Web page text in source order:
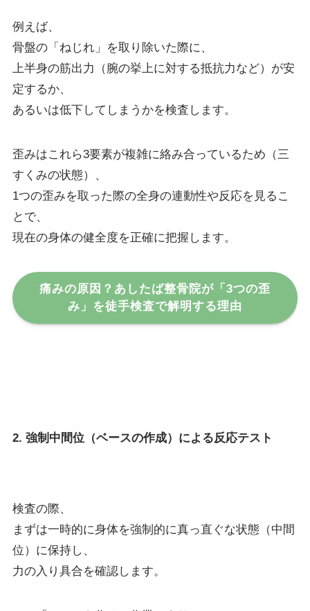
例えば、
骨盤の「ねじれ」を取り除いた際に、
上半身の筋出力（腕の挙上に対する抵抗力など）が安
定するか、
あるいは低下してしまうかを検査します。
歪みはこれら3要素が複雑に絡み合っているため（三
すくみの状態）、
1つの歪みを取った際の全身の連動性や反応を見るこ
とで、
現在の身体の健全度を正確に把握します。
痛みの原因？あしたば整骨院が「3つの歪
み」を徒手検査で解明する理由
2. 強制中間位（ベースの作成）による反応テスト
検査の際、
まずは一時的に身体を強制的に真っ直ぐな状態（中間
位）に保持し、
力の入り具合を確認します。